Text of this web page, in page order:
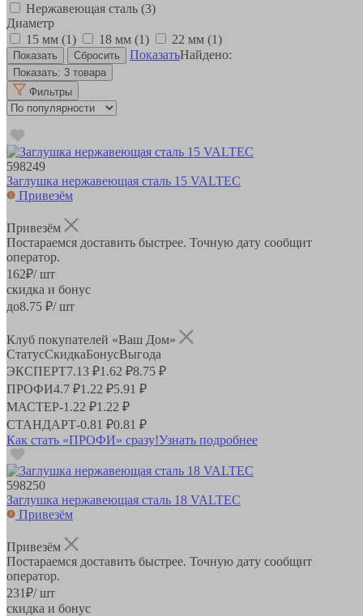
Нержавеющая сталь (3)
Диаметр
15 мм (1) 18 мм (1) 22 мм (1)
ПоказатьНайдено:
Показать: 3 товара
Фильтры
598249
Заглушка нержавеющая сталь 15 VALTEC
Привезём
Привезём
Постараемся доставить быстрее. Точную дату сообщит
оператор.
162₽/ шт
скидка и бонус
до8.75 ₽/ шт
Клуб покупателей «Ваш Дом»
СтатусСкидкаБонусВыгода
ЭКСПЕРТ7.13 ₽1.62 ₽8.75 ₽
ПРОФИ4.7 ₽1.22 ₽5.91 ₽
МАСТЕР-1.22 ₽1.22 ₽
СТАНДАРТ-0.81 ₽0.81 ₽
Как стать «ПРОФИ» сразу!Узнать подробнее
598250
Заглушка нержавеющая сталь 18 VALTEC
Привезём
Привезём
Постараемся доставить быстрее. Точную дату сообщит
оператор.
231₽/ шт
скидка и бонус